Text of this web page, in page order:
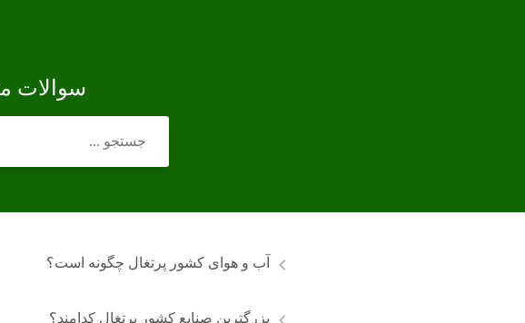
سوالات
آب و هوای کشور پرتغال چگونه است؟
بزرگترین صنایع کشور پرتغال کدامند؟